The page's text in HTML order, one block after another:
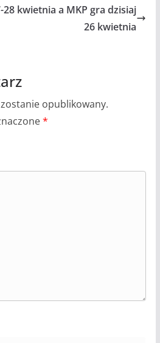
28 kwietnia a MKP gra dzisiaj
26 kwietnia
opublikowany.
*